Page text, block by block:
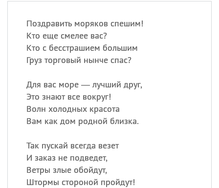
Поздравить моряков спешим!
Кто еще смелее вас?
Кто с бесстрашием большим
Груз торговый нынче спас?
Для вас море — лучший друг,
Это знают все вокруг!
Волн холодных красота
Вам как дом родной близка.
Так пускай всегда везет
И заказ не подведет,
Ветры злые обойдут,
Штормы стороной пройдут!